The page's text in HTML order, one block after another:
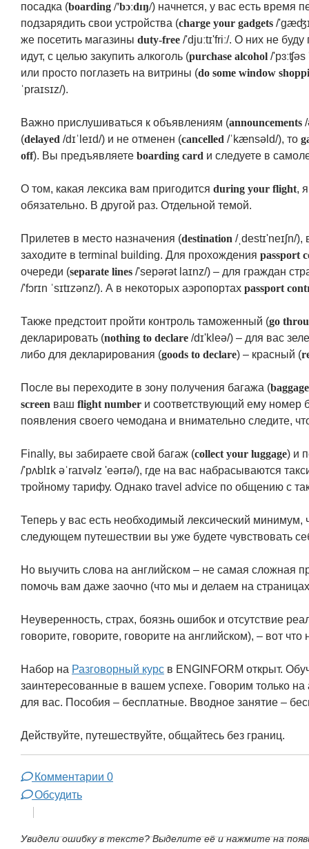
посадка (boarding /'bɔːdɪŋ/) начнется, у вас есть время
подзарядить свои устройства (charge your gadgets /
же посетить магазины duty-free /'djuːtɪ'friː/. О них не
идут, с целью закупить алкоголь (purchase alcohol /
или просто поглазеть на витрины (do some window
ˈpraɪsɪz/).
Важно прислушиваться к объявлениям (announcements
(delayed /dɪˈleɪd/) и не отменен (cancelled /ˈkænsəld/), то
off). Вы предъявляете boarding card и следуете в
О том, какая лексика вам пригодится during your flight,
обязательно. В другой раз. Отдельной темой.
Прилетев в место назначения (destination /ˌdestɪ'neɪʃn/
заходите в terminal building. Для прохождения passport
очереди (separate lines /'sepərət laɪnz/) – для граждан
/'fɔrɪn ˈsɪtɪzənz/). А в некоторых аэропортах passport
Также предстоит пройти контроль таможенный (go
декларировать (nothing to declare /dɪ'kleə/) – для вас
либо для декларирования (goods to declare) – красный (
После вы переходите в зону получения багажа (
screen ваш flight number и соответствующий ему номер
появления своего чемодана и внимательно следите,
Finally, вы забираете свой багаж (collect your luggage) и
/'pʌblɪk əˈraɪvəlz 'eərɪə/), где на вас набрасываются
тройному тарифу. Однако travel advice по общению с
Теперь у вас есть необходимый лексический
следующем путешествии вы уже будете чувствовать
Но выучить слова на английском – не самая сложная
помочь вам даже заочно (что мы и делаем на
Неуверенность, страх, боязнь ошибок и отсутствие
говорите, говорите, говорите на английском), – вот
Набор на Разговорный курс в ENGINFORM открыт.
заинтересованные в вашем успехе. Говорим только
для вас. Пособия – бесплатные. Вводное занятие –
Действуйте, путешествуйте, общайтесь без границ.
Комментарии 0
Обсудить
Увидели ошибку в тексте? Выделите её и нажмите на